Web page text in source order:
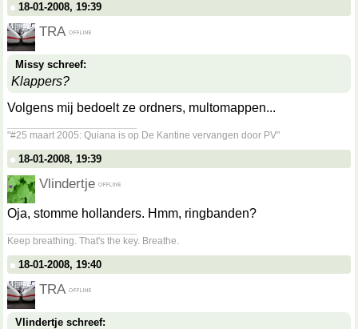
18-01-2008, 19:39
TRA
Missy schreef:
Klappers?
Volgens mij bedoelt ze ordners, multomappen...
"#25 maart 2005: Quiana is op De Kantine vervangen door PV"
18-01-2008, 19:39
Vlindertje
Oja, stomme hollanders. Hmm, ringbanden?
Keep breathing. That's the key. Breathe.
18-01-2008, 19:40
TRA
Vlindertje schreef: